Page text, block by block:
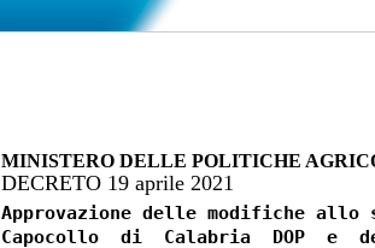
MINISTERO DELLE POLITICHE
DECRETO 19 aprile 2021
Approvazione delle modifiche
Capocollo  di  Calabria  DOP  e